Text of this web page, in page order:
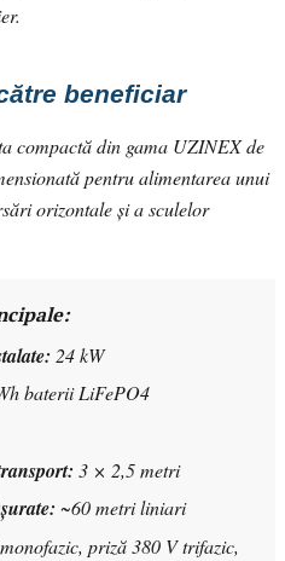
beneficiar
compactă din gama UZINEX de
pentru alimentarea unui
orizontale și a sculelor
24 kW
baterii LiFePO4
3 × 2,5 metri
~60 metri liniari
priză 380 V trifazic,